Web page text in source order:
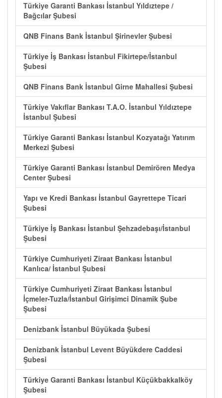
Türkiye Garanti Bankası İstanbul Yıldıztepe /
Bağcılar Şubesi
QNB Finans Bank İstanbul Şirinevler Şubesi
Türkiye İş Bankası İstanbul Fikirtepe/İstanbul
Şubesi
QNB Finans Bank İstanbul Girne Mahallesi Şubesi
Türkiye Vakıflar Bankası T.A.O. İstanbul Yıldıztepe
İstanbul Şubesi
Türkiye Garanti Bankası İstanbul Kozyatağı Yatırım
Merkezi Şubesi
Türkiye Garanti Bankası İstanbul Demirören Medya
Center Şubesi
Yapı ve Kredi Bankası İstanbul Gayrettepe Ticari
Şubesi
Türkiye İş Bankası İstanbul Şehzadebaşı/İstanbul
Şubesi
Türkiye Cumhuriyeti Ziraat Bankası İstanbul
Kanlıca/ İstanbul Şubesi
Türkiye Cumhuriyeti Ziraat Bankası İstanbul
İçmeler-Tuzla/İstanbul Girişimci Dinamik Şube
Şubesi
Denizbank İstanbul Büyükada Şubesi
Denizbank İstanbul Levent Büyükdere Caddesi
Şubesi
Türkiye Garanti Bankası İstanbul Küçükbakkalköy
Şubesi